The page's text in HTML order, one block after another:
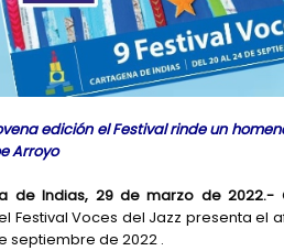
edición el Festival rinde un
Arroyo
de Indias, 29 de marzo de 2022.-
Festival Voces del Jazz presenta
septiembre de 2022 .